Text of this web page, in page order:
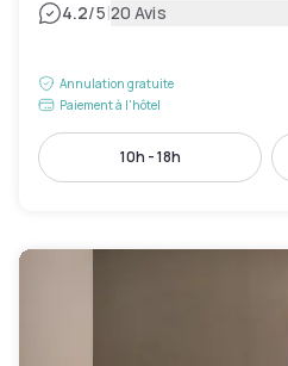
4.2/5|20 Avis
Annulation gratuite
Paiement à l'hôtel
10h - 18h